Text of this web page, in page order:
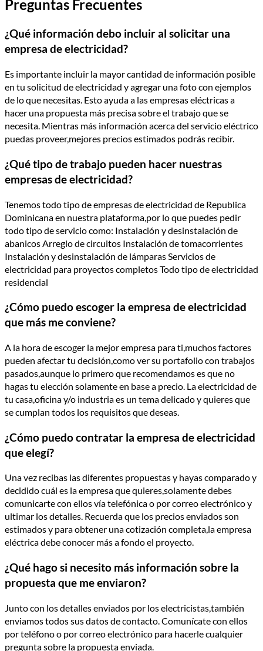
Preguntas Frecuentes
¿Qué información debo incluir al solicitar una
empresa de electricidad?
Es importante incluir la mayor cantidad de información posible
en tu solicitud de electricidad y agregar una foto con ejemplos
de lo que necesitas. Esto ayuda a las empresas eléctricas a
hacer una propuesta más precisa sobre el trabajo que se
necesita. Mientras más información acerca del servicio eléctrico
puedas proveer,mejores precios estimados podrás recibir.
¿Qué tipo de trabajo pueden hacer nuestras
empresas de electricidad?
Tenemos todo tipo de empresas de electricidad de Republica
Dominicana en nuestra plataforma,por lo que puedes pedir
todo tipo de servicio como: Instalación y desinstalación de
abanicos Arreglo de circuitos Instalación de tomacorrientes
Instalación y desinstalación de lámparas Servicios de
electricidad para proyectos completos Todo tipo de electricidad
residencial
¿Cómo puedo escoger la empresa de electricidad
que más me conviene?
A la hora de escoger la mejor empresa para ti,muchos factores
pueden afectar tu decisión,como ver su portafolio con trabajos
pasados,aunque lo primero que recomendamos es que no
hagas tu elección solamente en base a precio. La electricidad de
tu casa,oficina y/o industria es un tema delicado y quieres que
se cumplan todos los requisitos que deseas.
¿Cómo puedo contratar la empresa de electricidad
que elegí?
Una vez recibas las diferentes propuestas y hayas comparado y
decidido cuál es la empresa que quieres,solamente debes
comunicarte con ellos vía telefónica o por correo electrónico y
ultimar los detalles. Recuerda que los precios enviados son
estimados y para obtener una cotización completa,la empresa
eléctrica debe conocer más a fondo el proyecto.
¿Qué hago si necesito más información sobre la
propuesta que me enviaron?
Junto con los detalles enviados por los electricistas,también
enviamos todos sus datos de contacto. Comunícate con ellos
por teléfono o por correo electrónico para hacerle cualquier
pregunta sobre la propuesta enviada.